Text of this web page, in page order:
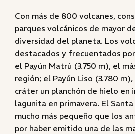
Con más de 800 volcanes,
parques volcánicos de mayor
diversidad del planeta. Los
destacados y frecuentados
el Payún Matrú (3.750 m), el
región; el Payún Liso (3.780
cráter un planchón de hielo en
lagunita en primavera. El
mucho más pequeño que los
por haber emitido una de las